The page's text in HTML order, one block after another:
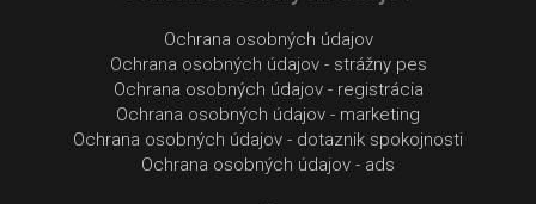
Ochrana osobných údajov
Ochrana osobných údajov - strážny pes
Ochrana osobných údajov - registrácia
Ochrana osobných údajov - marketing
Ochrana osobných údajov - dotaznik spokojnosti
Ochrana osobných údajov - ads